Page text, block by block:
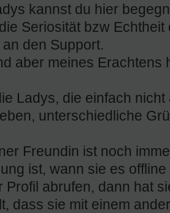
kannst du hier
Seriosität bzw
den Support.
aber meines Erachtens
Ladys, die einfach
unterschiedliche
Freundin ist noch
ist, wann sie es offline
Profil abrufen, dann hat
dass sie mit einem